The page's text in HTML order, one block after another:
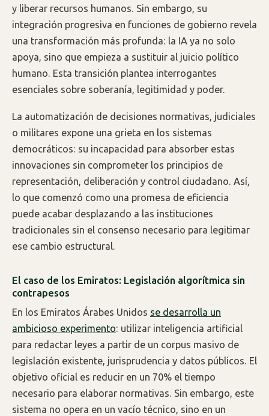
y liberar recursos humanos. Sin embargo, su
integración progresiva en funciones de gobierno revela
una transformación más profunda: la IA ya no solo
apoya, sino que empieza a sustituir al juicio político
humano. Esta transición plantea interrogantes
esenciales sobre soberanía, legitimidad y poder.
La automatización de decisiones normativas, judiciales
o militares expone una grieta en los sistemas
democráticos: su incapacidad para absorber estas
innovaciones sin comprometer los principios de
representación, deliberación y control ciudadano. Así,
lo que comenzó como una promesa de eficiencia
puede acabar desplazando a las instituciones
tradicionales sin el consenso necesario para legitimar
ese cambio estructural.
El caso de los Emiratos: Legislación algorítmica sin
contrapesos
En los Emiratos Árabes Unidos se desarrolla un
ambicioso experimento: utilizar inteligencia artificial
para redactar leyes a partir de un corpus masivo de
legislación existente, jurisprudencia y datos públicos. El
objetivo oficial es reducir en un 70% el tiempo
necesario para elaborar normativas. Sin embargo, este
sistema no opera en un vacío técnico, sino en un